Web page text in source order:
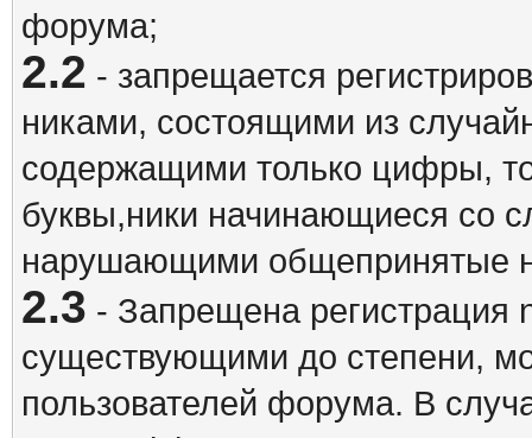
форума;
2.2 - запрещается
никами, состоящими из
содержащими только цифры,
буквы,ники начинающиеся со
нарушающими общепринятые
2.3 - Запрещена регистрация
существующими до степени,
пользователей форума. В